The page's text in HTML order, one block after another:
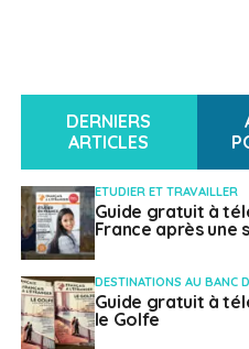
DERNIERS
ARTICLES
ETUDIER ET TRAVAILLER
Guide gratuit à
France après une
DESTINATIONS AU BANC
Guide gratuit à
le Golfe